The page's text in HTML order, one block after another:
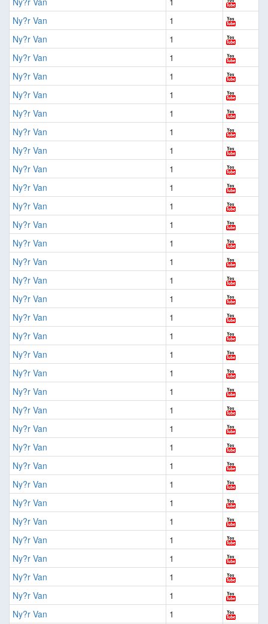
Ny?r Van
1
Ny?r Van
1
Ny?r Van
1
Ny?r Van
1
Ny?r Van
1
Ny?r Van
1
Ny?r Van
1
Ny?r Van
1
Ny?r Van
1
Ny?r Van
1
Ny?r Van
1
Ny?r Van
1
Ny?r Van
1
Ny?r Van
1
Ny?r Van
1
Ny?r Van
1
Ny?r Van
1
Ny?r Van
1
Ny?r Van
1
Ny?r Van
1
Ny?r Van
1
Ny?r Van
1
Ny?r Van
1
Ny?r Van
1
Ny?r Van
1
Ny?r Van
1
Ny?r Van
1
Ny?r Van
1
Ny?r Van
1
Ny?r Van
1
Ny?r Van
1
Ny?r Van
1
Ny?r Van
1